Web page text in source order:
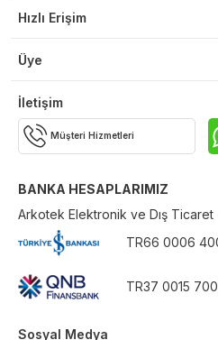
Hızlı Erişim
Üye
İletişim
Müşteri Hizmetleri
BANKA HESAPLARIMIZ
Arkotek Elektronik ve Dış Ticaret
TR66 0006
TR37 0015
Sosyal Medya